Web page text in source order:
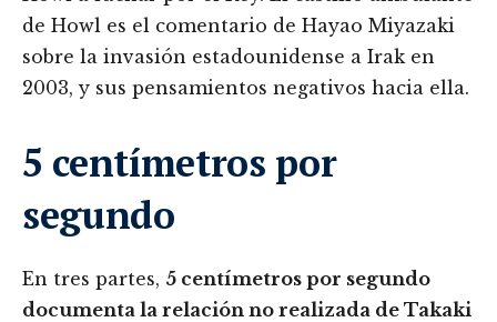
de Howl es el comentario de Hayao Miyazaki
sobre la invasión estadounidense a Irak en
2003, y sus pensamientos negativos hacia ella.
5 centímetros por
segundo
En tres partes, 5 centímetros por segundo
documenta la relación no realizada de Takaki